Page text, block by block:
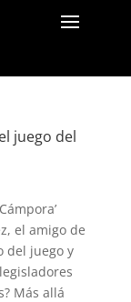
juego del
el amigo de
del juego y
Más allá